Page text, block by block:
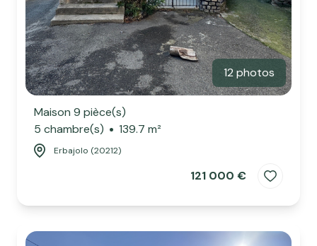
12 photos
Maison 9 pièce(s)
5 chambre(s)
139.7 m²
Erbajolo (20212)
121 000 €